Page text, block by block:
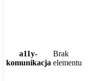
a11y-
komunikacja
Brak
elementu